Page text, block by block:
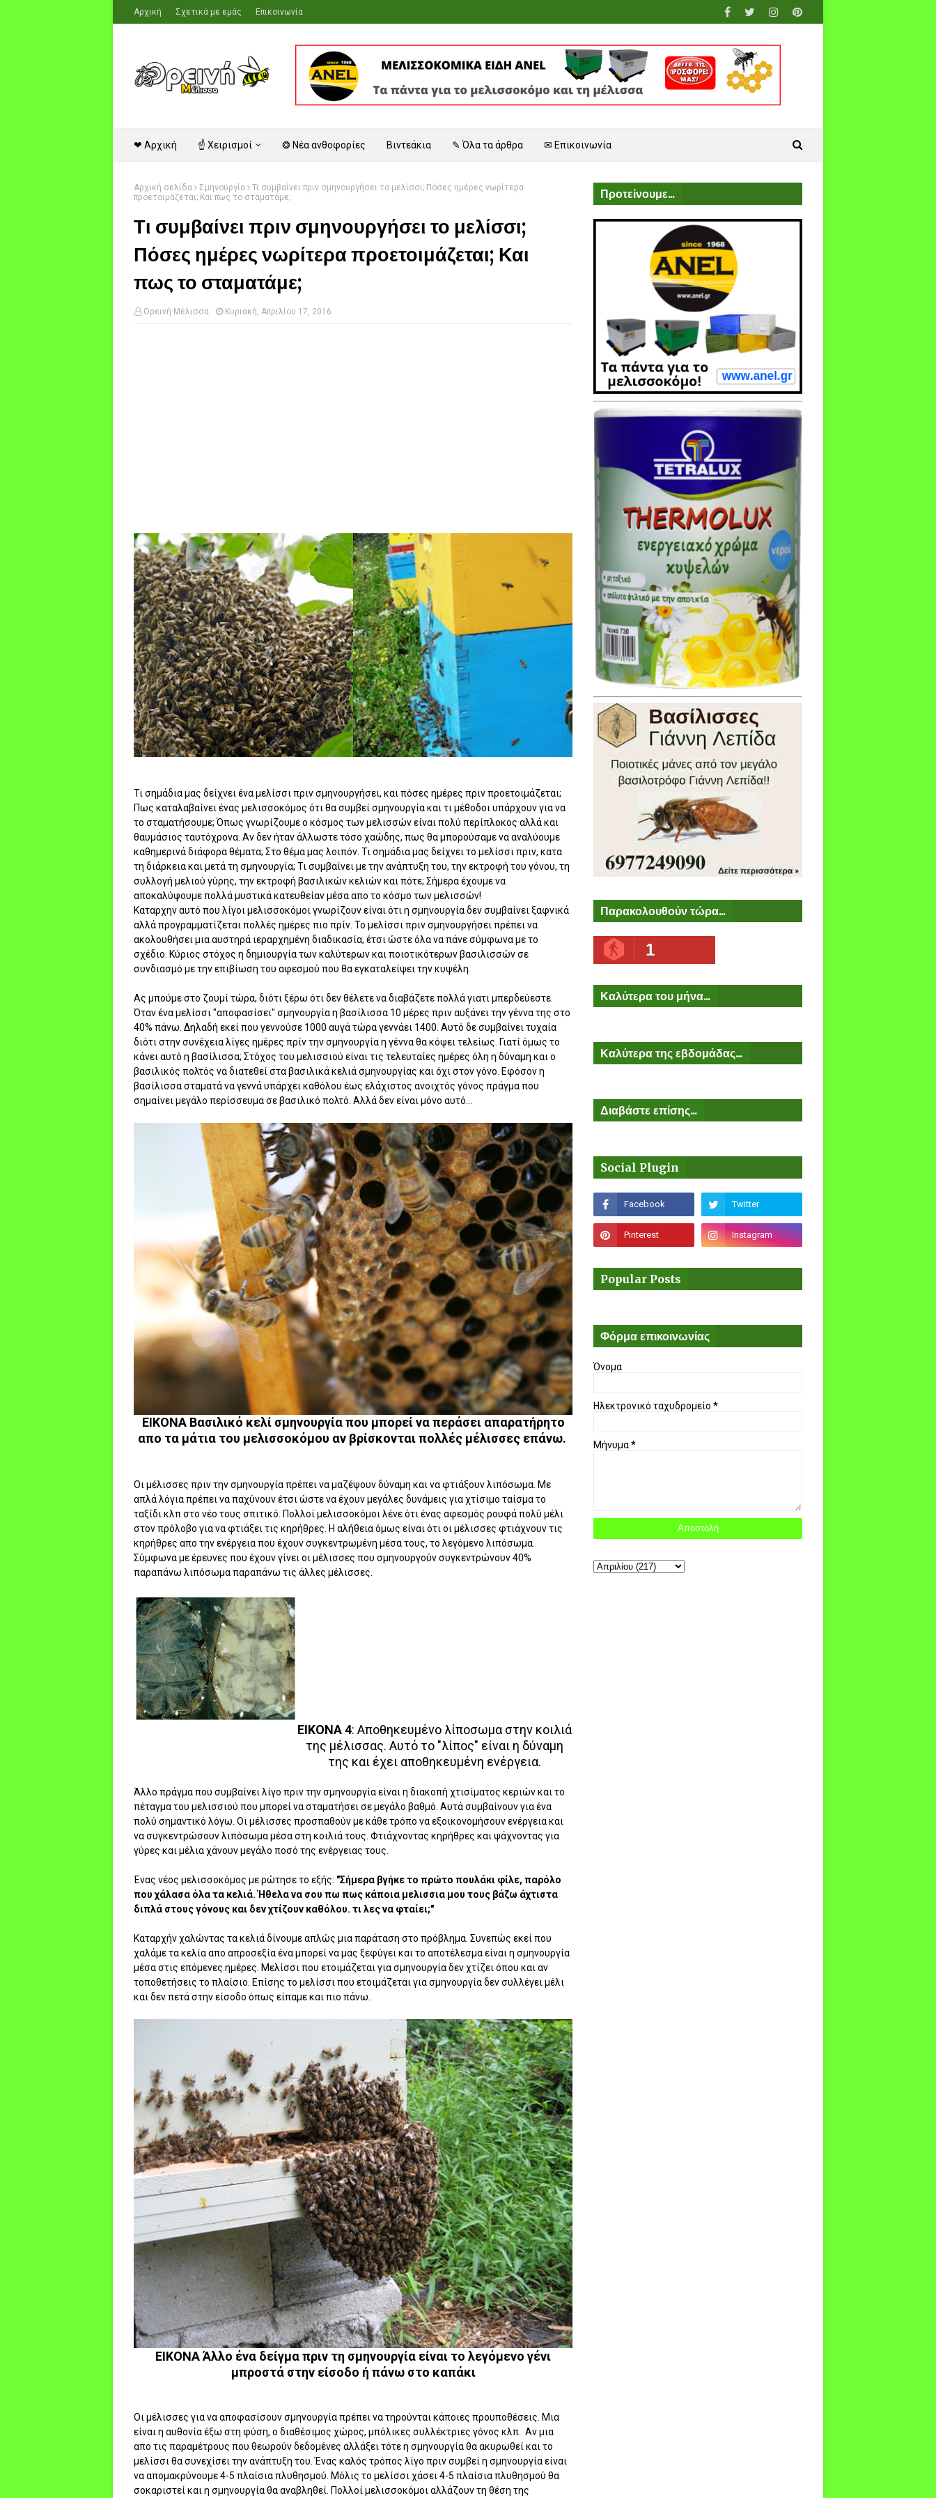
Αρχική Σχετικά με εμάς Επικοινωνία
❤ Αρχική ☝ Χειρισμοί ❂ Νέα ανθοφορίες Βιντεάκια ✎ Όλα τα άρθρα ✉ Επικοινωνία
Αρχική σελίδα Σμηνουργία
Τι συμβαίνει πριν σμηνουργήσει το μελίσσι; Πόσες ημέρες νωρίτερα
προετοιμάζεται; Και πως το σταματάμε;
Τι συμβαίνει πριν σμηνουργήσει το μελίσσι;
Πόσες ημέρες νωρίτερα προετοιμάζεται; Και
πως το σταματάμε;
Ορεινή Μέλισσα Κυριακή, Απριλίου 17, 2016
Τι σημάδια μας δείχνει ένα μελίσσι πριν σμηνουργήσει, και πόσες ημέρες πριν προετοιμάζεται;
Πως καταλαβαίνει ένας μελισσοκόμος ότι θα συμβεί σμηνουργία και τι μέθοδοι υπάρχουν για να
το σταματήσουμε; Όπως γνωρίζουμε ο κόσμος των μελισσών είναι πολύ περίπλοκος αλλά και
θαυμάσιος ταυτόχρονα. Αν δεν ήταν άλλωστε τόσο χαώδης, πως θα μπορούσαμε να αναλύουμε
καθημερινά διάφορα θέματα; Στο θέμα μας λοιπόν. Τι σημάδια μας δείχνει το μελίσσι πριν, κατα
τη διάρκεια και μετά τη σμηνουργία; Τι συμβαίνει με την ανάπτυξη του, την εκτροφή του γόνου, τη
συλλογή μελιού γύρης, την εκτροφή βασιλικών κελιών και πότε; Σήμερα έχουμε να
αποκαλύψουμε πολλά μυστικά κατευθείαν μέσα απο το κόσμο των μελισσών!
Καταρχην αυτό που λίγοι μελισσοκόμοι γνωρίζουν είναι ότι η σμηνουργία δεν συμβαίνει ξαφνικά
αλλά προγραμματίζεται πολλές ημέρες πιο πρίν. Το μελίσσι πριν σμηνουργήσει πρέπει να
ακολουθήσει μια αυστηρά ιεραρχημένη διαδικασία, έτσι ώστε όλα να πάνε σύμφωνα με το
σχέδιο. Κύριος στόχος η δημιουργία των καλύτερων και ποιοτικότερων βασιλισσών σε
συνδιασμό με την επιβίωση του αφεσμού που θα εγκαταλείψει την κυψέλη.
Ας μπούμε στο ζουμί τώρα, διότι ξέρω ότι δεν θέλετε να διαβάζετε πολλά γιατι μπερδεύεστε.
Όταν ένα μελίσσι "αποφασίσει" σμηνουργία η βασίλισσα 10 μέρες πριν αυξάνει την γέννα της στο
40% πάνω. Δηλαδή εκεί που γεννούσε 1000 αυγά τώρα γεννάει 1400. Αυτό δε συμβαίνει τυχαία
διότι στην συνέχεια λίγες ημέρες πρίν την σμηνουργία η γέννα θα κόψει τελείως. Γιατί όμως το
κάνει αυτό η βασίλισσα; Στόχος του μελισσιού είναι τις τελευταίες ημέρες όλη η δύναμη και ο
βασιλικός πολτός να διατεθεί στα βασιλικά κελιά σμηνουργίας και όχι στον γόνο. Εφόσον η
βασίλισσα σταματά να γεννά υπάρχει καθόλου έως ελάχιστος ανοιχτός γόνος πράγμα που
σημαίνει μεγάλο περίσσευμα σε βασιλικό πολτό. Αλλά δεν είναι μόνο αυτό...
ΕΙΚΟΝΑ Βασιλικό κελί σμηνουργία που μπορεί να περάσει απαρατήρητο
απο τα μάτια του μελισσοκόμου αν βρίσκονται πολλές μέλισσες επάνω.
Οι μέλισσες πριν την σμηνουργία πρέπει να μαζέψουν δύναμη και να φτιάξουν λιπόσωμα. Με
απλά λόγια πρέπει να παχύνουν έτσι ώστε να έχουν μεγάλες δυνάμεις για χτίσιμο ταίσμα το
ταξίδι κλπ στο νέο τους σπιτικό. Πολλοί μελισσοκόμοι λένε ότι ένας αφεσμός ρουφά πολύ μέλι
στον πρόλοβο για να φτιάξει τις κηρήθρες. Η αλήθεια όμως είναι ότι οι μέλισσες φτιάχνουν τις
κηρήθρες απο την ενέργεια που έχουν συγκεντρωμένη μέσα τους, το λεγόμενο λιπόσωμα.
Σύμφωνα με έρευνες που έχουν γίνει οι μέλισσες που σμηνουργούν συγκεντρώνουν 40%
παραπάνω λιπόσωμα παραπάνω τις άλλες μέλισσες.
ΕΙΚΟΝΑ 4: Αποθηκευμένο λίποσωμα στην κοιλιά
της μέλισσας. Αυτό το "λίπος" είναι η δύναμη
της και έχει αποθηκευμένη ενέργεια.
Άλλο πράγμα που συμβαίνει λίγο πριν την σμηνουργία είναι η διακοπή χτισίματος κεριών και το
πέταγμα του μελισσιού που μπορεί να σταματήσει σε μεγάλο βαθμό. Αυτά συμβαίνουν για ένα
πολύ σημαντικό λόγω. Οι μέλισσες προσπαθούν με κάθε τρόπο να εξοικονομήσουν ενέργεια και
να συγκεντρώσουν λιπόσωμα μέσα στη κοιλιά τους. Φτιάχνοντας κηρήθρες και ψάχνοντας για
γύρες και μέλια χάνουν μεγάλο ποσό της ενέργειας τους.
Ένας νέος μελισσοκόμος με ρώτησε το εξής: "Σήμερα βγήκε το πρώτο πουλάκι φίλε, παρόλο
που χάλασα όλα τα κελιά. Ήθελα να σου πω πως κάποια μελισσια μου τους βάζω άχτιστα
διπλά στους γόνους και δεν χτίζουν καθόλου. τι λες να φταίει;"
Καταρχήν χαλώντας τα κελιά δίνουμε απλώς μια παράταση στο πρόβλημα. Συνεπώς εκεί που
χαλάμε τα κελία απο απροσεξία ένα μπορεί να μας ξεφύγει και το αποτέλεσμα είναι η σμηνουργία
μέσα στις επόμενες ημέρες. Μελίσσι που ετοιμάζεται για σμηνουργία δεν χτίζει όπου και αν
τοποθετήσεις το πλαίσιο. Επίσης το μελίσσι που ετοιμάζεται για σμηνουργία δεν συλλέγει μέλι
και δεν πετά στην είσοδο όπως είπαμε και πιο πάνω.
ΕΙΚΟΝΑ Άλλο ένα δείγμα πριν τη σμηνουργία είναι το λεγόμενο γένι
μπροστά στην είσοδο ή πάνω στο καπάκι
Οι μέλισσες για να αποφασίσουν σμηνουργία πρέπει να τηρούνται κάποιες προυποθέσεις. Μια
είναι η αυθονία έξω στη φύση, ο διαθέσιμος χώρος, μπόλικες συλλέκτριες γόνος κλπ. Αν μια
απο τις παραμέτρους που θεωρούν δεδομένες αλλάξει τότε η σμηνουργία θα ακυρωθεί και το
μελίσσι θα συνεχίσει την ανάπτυξη του. Ένας καλός τρόπος λίγο πριν συμβεί η σμηνουργία είναι
να απομακρύνουμε 4-5 πλαίσια πλυθησμού. Μόλις το μελίσσι χάσει 4-5 πλαίσια πλυθησμού θα
σοκαριστεί και η σμηνουργία θα αναβληθεί. Πολλοί μελισσοκόμοι αλλάζουν τη θέση της
Προτείνουμε...
Παρακολουθούν τώρα...
1
Καλύτερα του μήνα...
Καλύτερα της εβδομάδας...
Διαβάστε επίσης...
Social Plugin
Popular Posts
Φόρμα επικοινωνίας
Όνομα
Ηλεκτρονικό ταχυδρομείο *
Μήνυμα*